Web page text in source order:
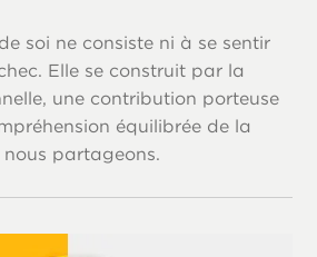
soi ne consiste ni à se sentir
Elle se construit par la
une contribution porteuse
équilibrée de la
partageons.